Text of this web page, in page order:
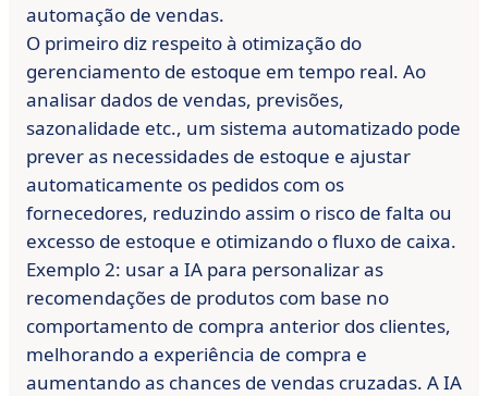
automação de vendas.
O primeiro diz respeito à otimização do
gerenciamento de estoque em tempo real. Ao
analisar dados de vendas, previsões,
sazonalidade etc., um sistema automatizado pode
prever as necessidades de estoque e ajustar
automaticamente os pedidos com os
fornecedores, reduzindo assim o risco de falta ou
excesso de estoque e otimizando o fluxo de caixa.
Exemplo 2: usar a IA para personalizar as
recomendações de produtos com base no
comportamento de compra anterior dos clientes,
melhorando a experiência de compra e
aumentando as chances de vendas cruzadas. A IA